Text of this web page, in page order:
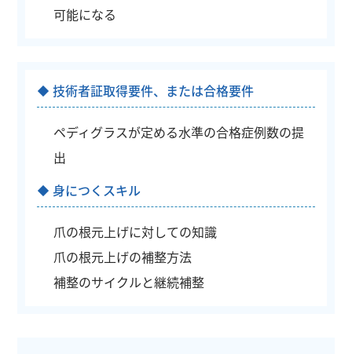
可能になる
技術者証取得要件、または合格要件
ペディグラスが定める水準の合格症例数の提
出
身につくスキル
爪の根元上げに対しての知識
爪の根元上げの補整方法
補整のサイクルと継続補整